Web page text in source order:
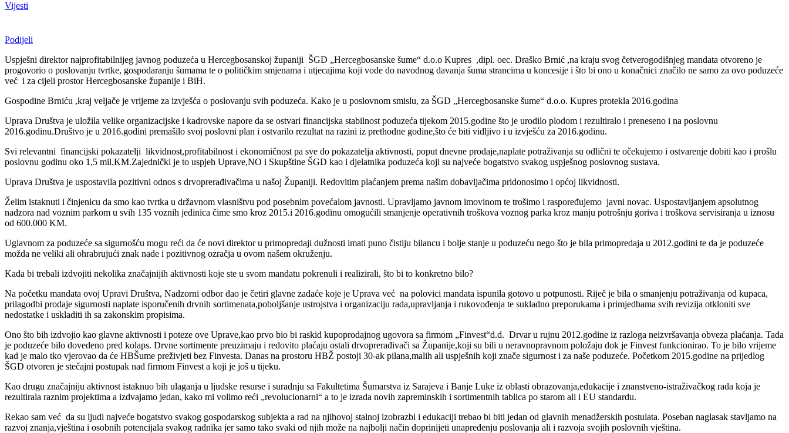
Vijesti
Podijeli
Uspješni direktor najprofitabilnijeg javnog poduzeća u Hercegbosanskoj županiji ŠGD „Hercegbosanske šume“ d.o.o Kupres ,dipl. oec. Draško Brnić ,na kraju svog četverogodišnjeg mandata otvoreno je
progovorio o poslovanju tvrtke, gospodaranju šumama te o političkim smjenama i utjecajima koji vode do navodnog davanja šuma strancima u koncesije i što bi ono u konačnici značilo ne samo za ovo poduzeće
već i za cijeli prostor Hercegbosanske županije i BiH.
Gospodine Brniću ,kraj veljače je vrijeme za izvješća o poslovanju svih poduzeća. Kako je u poslovnom smislu, za ŠGD „Hercegbosanske šume“ d.o.o. Kupres protekla 2016.godina
Uprava Društva je uložila velike organizacijske i kadrovske napore da se ostvari financijska stabilnost poduzeća tijekom 2015.godine što je urodilo plodom i rezultiralo i preneseno i na poslovnu
2016.godinu.Društvo je u 2016.godini premašilo svoj poslovni plan i ostvarilo rezultat na razini iz prethodne godine,što će biti vidljivo i u izvješću za 2016.godinu.
Svi relevantni financijski pokazatelji likvidnost,profitabilnost i ekonomičnost pa sve do pokazatelja aktivnosti, poput dnevne prodaje,naplate potraživanja su odlični te očekujemo i ostvarenje dobiti kao i prošlu
poslovnu godinu oko 1,5 mil.KM.Zajednički je to uspjeh Uprave,NO i Skupštine ŠGD kao i djelatnika poduzeća koji su najveće bogatstvo svakog uspješnog poslovnog sustava.
Uprava Društva je uspostavila pozitivni odnos s drvoprerađivačima u našoj Županiji. Redovitim plaćanjem prema našim dobavljačima pridonosimo i općoj likvidnosti.
Želim istaknuti i činjenicu da smo kao tvrtka u državnom vlasništvu pod posebnim povećalom javnosti. Upravljamo javnom imovinom te trošimo i raspoređujemo javni novac. Uspostavljanjem apsolutnog
nadzora nad voznim parkom u svih 135 voznih jedinica čime smo kroz 2015.i 2016.godinu omogućili smanjenje operativnih troškova voznog parka kroz manju potrošnju goriva i troškova servisiranja u iznosu
od 600.000 KM.
Uglavnom za poduzeće sa sigurnošću mogu reći da će novi direktor u primopredaji dužnosti imati puno čistiju bilancu i bolje stanje u poduzeću nego što je bila primopredaja u 2012.godini te da je poduzeće
možda ne veliki ali ohrabrujući znak nade i pozitivnog ozračja u ovom našem okruženju.
Kada bi trebali izdvojiti nekolika značajnijih aktivnosti koje ste u svom mandatu pokrenuli i realizirali, što bi to konkretno bilo?
Na početku mandata ovoj Upravi Društva, Nadzorni odbor dao je četiri glavne zadaće koje je Uprava već na polovici mandata ispunila gotovo u potpunosti. Riječ je bila o smanjenju potraživanja od kupaca,
prilagodbi prodaje sigurnosti naplate isporučenih drvnih sortimenata,poboljšanje ustrojstva i organizaciju rada,upravljanja i rukovođenja te sukladno preporukama i primjedbama svih revizija otkloniti sve
nedostatke i uskladiti ih sa zakonskim propisima.
Ono što bih izdvojio kao glavne aktivnosti i poteze ove Uprave,kao prvo bio bi raskid kupoprodajnog ugovora sa firmom „Finvest“d.d. Drvar u rujnu 2012.godine iz razloga neizvršavanja obveza plaćanja. Tada
je poduzeće bilo dovedeno pred kolaps. Drvne sortimente preuzimaju i redovito plaćaju ostali drvoprerađivači sa Županije,koji su bili u neravnopravnom položaju dok je Finvest funkcionirao. To je bilo vrijeme
kad je malo tko vjerovao da će HBŠume preživjeti bez Finvesta. Danas na prostoru HBŽ postoji 30-ak pilana,malih ali uspješnih koji znače sigurnost i za naše poduzeće. Početkom 2015.godine na prijedlog
ŠGD otvoren je stečajni postupak nad firmom Finvest a koji je još u tijeku.
Kao drugu značajniju aktivnost istaknuo bih ulaganja u ljudske resurse i suradnju sa Fakultetima Šumarstva iz Sarajeva i Banje Luke iz oblasti obrazovanja,edukacije i znanstveno-istraživačkog rada koja je
rezultirala raznim projektima a izdvajamo jedan, kako mi volimo reći „revolucionarni“ a to je izrada novih zapreminskih i sortimentnih tablica po starom ali i EU standardu.
Rekao sam već da su ljudi najveće bogatstvo svakog gospodarskog subjekta a rad na njihovoj stalnoj izobrazbi i edukaciji trebao bi biti jedan od glavnih menadžerskih postulata. Poseban naglasak stavljamo na
razvoj znanja,vještina i osobnih potencijala svakog radnika jer samo tako svaki od njih može na najbolji način doprinijeti unapređenju poslovanja ali i razvoja svojih poslovnih vještina.